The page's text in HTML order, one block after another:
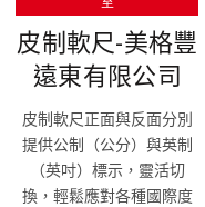
皮制軟尺-美格豐
遠東有限公司
皮制軟尺正面與反面分別
提供公制（公分）與英制
（英吋）標示，靈活切
換，輕鬆應對各種國際度